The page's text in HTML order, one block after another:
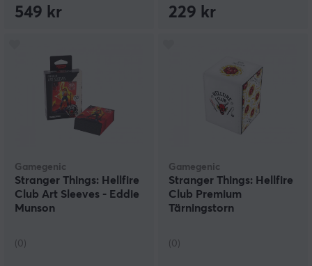
549 kr 229 kr
Gamegenic
Stranger Things: Hellfire
Club Art Sleeves - Eddie
Munson
(0)
Gamegenic
Stranger Things: Hellfire
Club Premium
Tärningstorn
(0)